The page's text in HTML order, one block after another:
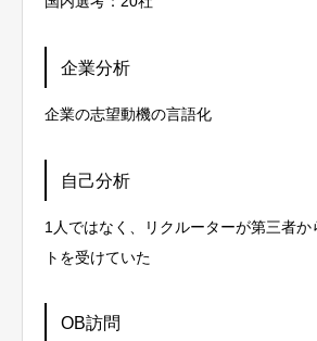
企業分析
企業の志望動機の言語化
自己分析
1人ではなく、リクルーターが第三者か
トを受けていた
OB訪問